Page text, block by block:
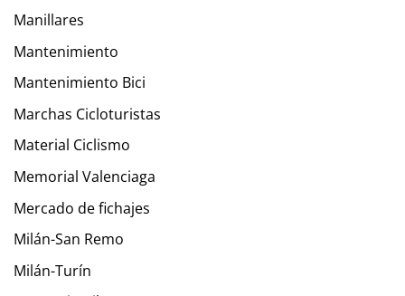
Manillares
Mantenimiento
Mantenimiento Bici
Marchas Cicloturistas
Material Ciclismo
Memorial Valenciaga
Mercado de fichajes
Milán-San Remo
Milán-Turín